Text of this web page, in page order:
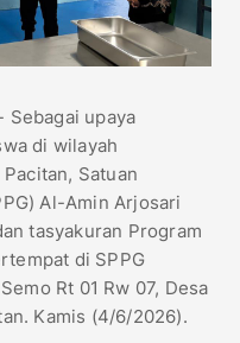
Sebagai upaya
di wilayah
Satuan
Al-Amin Arjosari
tasyakuran Program
di SPPG
Rt 01 Rw 07, Desa
Kamis (4/6/2026).